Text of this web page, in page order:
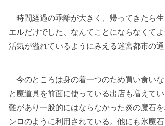
時間経過の乖離が大きく、帰ってきたら
エルだけでした、なんてことにならなくて
活気が溢れているようにみえる迷宮都市の通
今のところは身の着一つのため買い食い
と魔道具を前面に使っている出店も増えて
難があり一般的にはならなかった炎の魔石
ンロのように利用されている。他にも氷魔